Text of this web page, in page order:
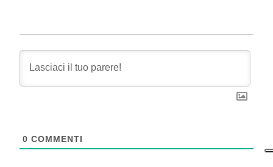
0 COMMENTI